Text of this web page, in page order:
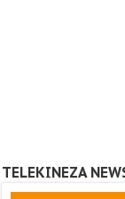
TELEKINEZA